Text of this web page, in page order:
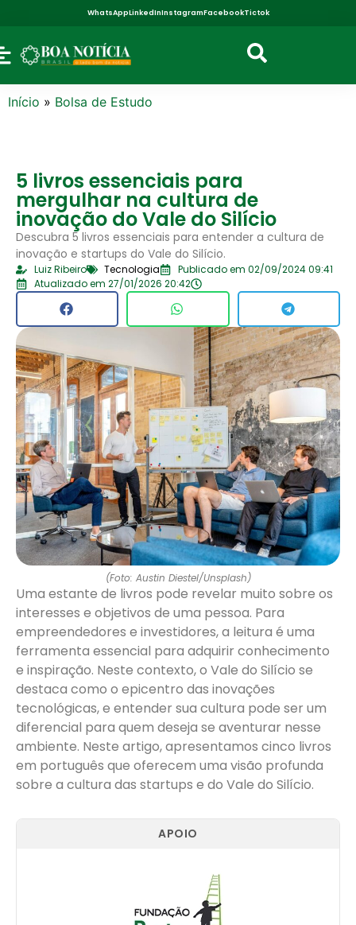
WhatsAppLinkedInInstagramFacebookTictok
Início » Bolsa de Estudo
5 livros essenciais para
mergulhar na cultura de
inovação do Vale do Silício
Descubra 5 livros essenciais para entender a cultura de
inovação e startups do Vale do Silício.
Luiz Ribeiro Tecnologia
Publicado em 02/09/2024 09:41
Atualizado em 27/01/2026 20:42
(Foto: Austin Diestel/Unsplash)
Uma estante de livros pode revelar muito sobre os
interesses e objetivos de uma pessoa. Para
empreendedores e investidores, a leitura é uma
ferramenta essencial para adquirir conhecimento
e inspiração. Neste contexto, o Vale do Silício se
destaca como o epicentro das inovações
tecnológicas, e entender sua cultura pode ser um
diferencial para quem deseja se aventurar nesse
ambiente. Neste artigo, apresentamos cinco livros
em português que oferecem uma visão profunda
sobre a cultura das startups e do Vale do Silício.
APOIO